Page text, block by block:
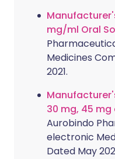
mg/ml Oral
Medicines
2021.
30 mg, 45
Aurobindo
electronic
Dated May